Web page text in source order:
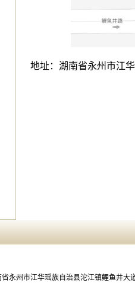
地址：湖南省永州市江
省永州市江华瑶族自治县沱江镇鲤鱼井